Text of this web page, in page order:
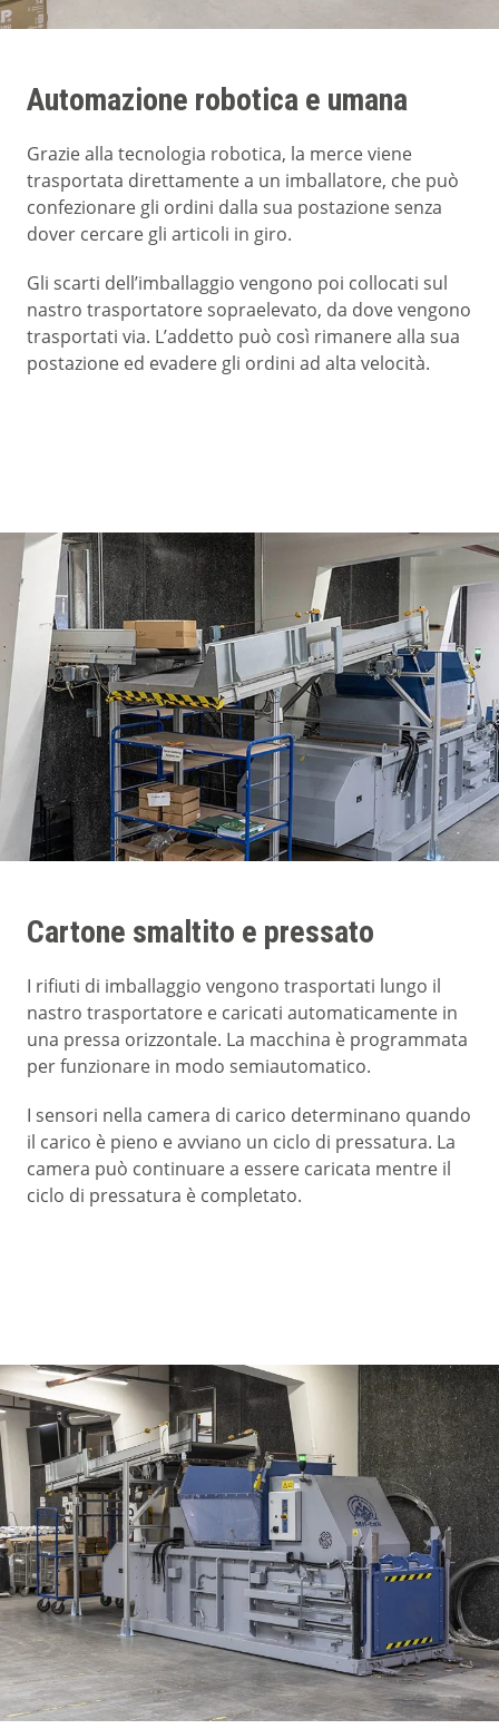
Automazione robotica e umana
Grazie alla tecnologia robotica, la merce viene
trasportata direttamente a un imballatore, che può
confezionare gli ordini dalla sua postazione senza
dover cercare gli articoli in giro.
Gli scarti dell’imballaggio vengono poi collocati sul
nastro trasportatore sopraelevato, da dove vengono
trasportati via. L’addetto può così rimanere alla sua
postazione ed evadere gli ordini ad alta velocità.
Cartone smaltito e pressato
I rifiuti di imballaggio vengono trasportati lungo il
nastro trasportatore e caricati automaticamente in
una pressa orizzontale. La macchina è programmata
per funzionare in modo semiautomatico.
I sensori nella camera di carico determinano quando
il carico è pieno e avviano un ciclo di pressatura. La
camera può continuare a essere caricata mentre il
ciclo di pressatura è completato.